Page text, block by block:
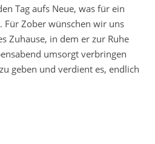
Tag aufs Neue, was für ein
Zober wünschen wir uns
Zuhause, in dem er zur Ruhe
umsorgt verbringen
geben und verdient es, endlich